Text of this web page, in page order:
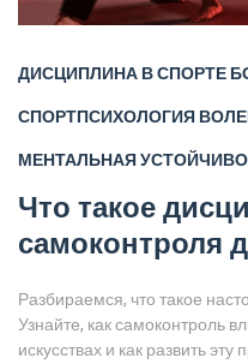
ДИСЦИПЛИНА В СПОРТЕ
СПОРТПСИХОЛОГИЯ
МЕНТАЛЬНАЯ
Что такое
самоконтроля
Разбираемся, что такое
Узнайте, как самоконтроль
искусствах и как развить эту